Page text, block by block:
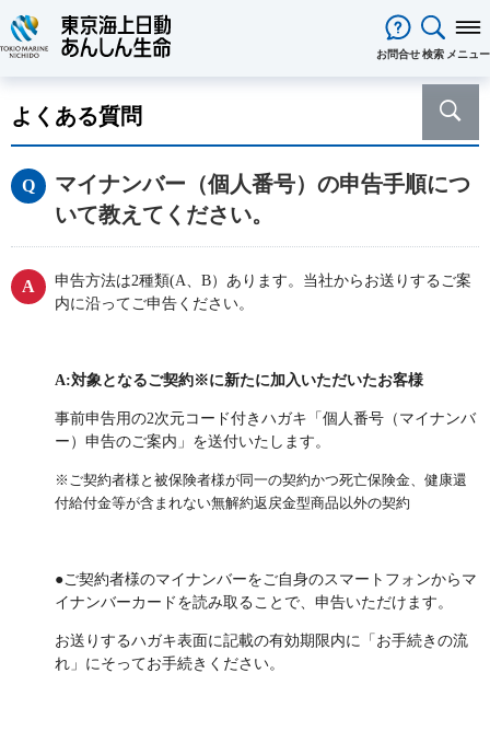
お問合せ検索 メニュー
保険商品から選ぶ
心配ごとから選ぶ
保険の基礎知識
インターネットでご加入いただけ
る保険商品
法人向け保険商品
ご相談・ご契約の流れ 申込方法の違い
資料請求
医療保険
メディカルＫｉｔ ＮＥＯ
メディカルＫｉｔ Ｒ
あんしん治療サポート保険
あんしん治療サポート保険R
メディカルＫｉｔエール
メディカルＫｉｔエールＲ
がん保険
長生き支援終身
スマートあんしん定期
あんしん夢終身
終身保険
家計保障・就業不能保障
家計保障定期保険ＮＥＯ
あんしん就業不能保障保険
こども保険
5年ごと利差配当付こども保険
個人年金保険
ご契約者様
ご契約者様TOPへ
東京海上日動マイページのご案内
「ワンタイム手続き」のご案内
各種お手続き
契約者貸付の利用・返済
保障内容の見直し・契約の解約
保険料支払方法の変更
保険証券・控除証明書の発行・再
発行
結婚するとき
保険料の支払いが困難なとき
子どもが生まれるとき
子どもが独立・就職するとき
転職・退職するとき
離婚するとき
法人のお客様
法人のお客様TOPへ
な準備とは？
従業員の皆様向け商品
あんしん生命
東京海上グループについて
会社情報
お客様をがんからお守りする運動
あんしん解体新書
CMギャラリー・キャラクター紹介
保険用語集
よくある質問
マイナンバー（個人番号）の申告手順につ
いて教えてください。
申告方法は2種類(A、B）あります。当社からお送りするご案
内に沿ってご申告ください。
A:対象となるご契約※に新たに加入いただいたお客様
事前申告用の2次元コード付きハガキ「個人番号（マイナンバ
ー）申告のご案内」を送付いたします。
※ご契約者様と被保険者様が同一の契約かつ死亡保険金、健康還
付給付金等が含まれない無解約返戻金型商品以外の契約
●ご契約者様のマイナンバーをご自身のスマートフォンからマ
イナンバーカードを読み取ることで、申告いただけます。
お送りするハガキ表面に記載の有効期限内に「お手続きの流
れ」にそってお手続きください。